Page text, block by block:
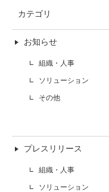
カテゴリ
お知らせ
組織・人事
ソリューション
その他
プレスリリース
組織・人事
ソリューション